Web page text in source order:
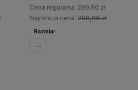
Cena regularna: 299,90 zł
Najniższa cena: 299,90 zł
Rozmiar:
39